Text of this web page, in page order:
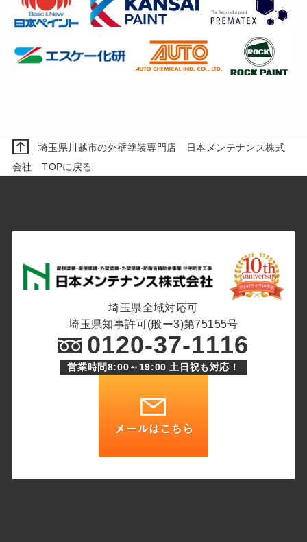
埼玉県川越市の外壁塗装専門店 日本メンテナンス株式
会社 TOPに戻る
埼玉県全域対応可
埼玉県知事許可(般ー3)第75155号
0120-37-1116
営業時間8:00～19:00 土日祝も対応！